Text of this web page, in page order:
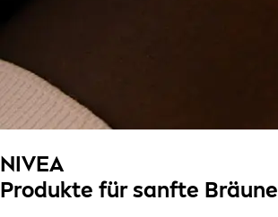
NIVEA
Produkte für sanfte Bräune